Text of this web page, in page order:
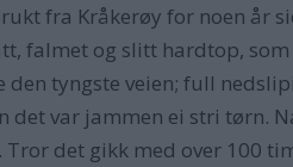
fra Kråkerøy for noen år
falmet og slitt hardtop,
den tyngste veien; full
det var jammen ei stri tørn.
Tror det gikk med over 100